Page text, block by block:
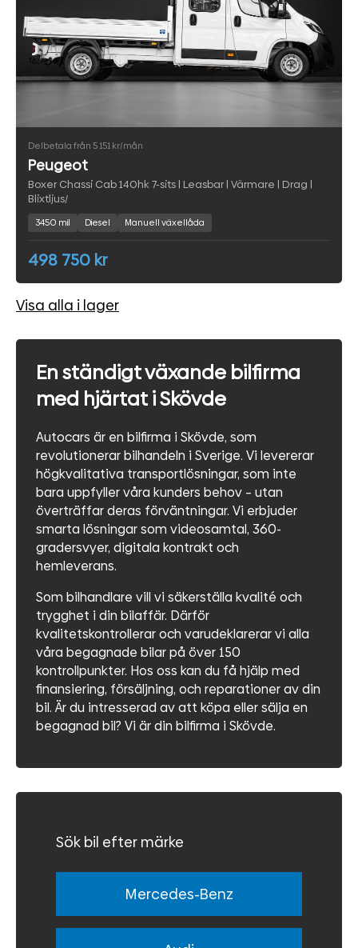
Delbetala från 5 151 kr/mån
Peugeot
Boxer Chassi Cab 140hk 7-sits | Leasbar | Värmare | Drag |
Blixtljus/
3450 mil Diesel Manuell växellåda
498 750 kr
Visa alla i lager
En ständigt växande bilfirma
med hjärtat i Skövde
Autocars är en bilfirma i Skövde, som
revolutionerar bilhandeln i Sverige. Vi levererar
högkvalitativa transportlösningar, som inte
bara uppfyller våra kunders behov – utan
överträffar deras förväntningar. Vi erbjuder
smarta lösningar som videosamtal, 360-
gradersvyer, digitala kontrakt och
hemleverans.
Som bilhandlare vill vi säkerställa kvalité och
trygghet i din bilaffär. Därför
kvalitetskontrollerar och varudeklarerar vi alla
våra begagnade bilar på över 150
kontrollpunkter. Hos oss kan du få hjälp med
finansiering, försäljning, och reparationer av din
bil. Är du intresserad av att köpa eller sälja en
begagnad bil? Vi är din bilfirma i Skövde.
Sök bil efter märke
Mercedes-Benz